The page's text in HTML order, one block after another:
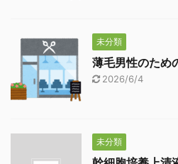
未分類
薄毛男性のため
2026/6/4
未分類